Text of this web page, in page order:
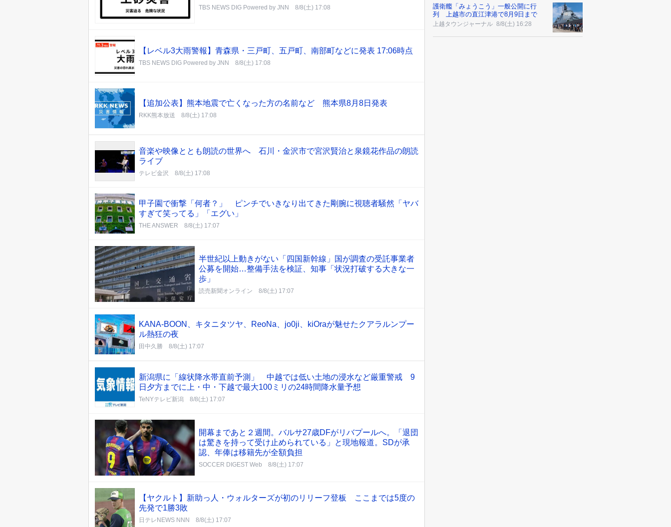
TBS NEWS DIG Powered by JNN 8/8(土) 17:08
【レベル3大雨警報】青森県・三戸町、五戸町、南部町などに発表 17:06時点
TBS NEWS DIG Powered by JNN 8/8(土) 17:08
【追加公表】熊本地震で亡くなった方の名前など 熊本県8月8日発表
RKK熊本放送 8/8(土) 17:08
音楽や映像ととも朗読の世界へ 石川・金沢市で宮沢賢治と泉鏡花作品の朗読
ライブ
テレビ金沢 8/8(土) 17:08
甲子園で衝撃「何者？」 ピンチでいきなり出てきた剛腕に視聴者騒然「ヤバ
すぎて笑ってる」「エグい」
THE ANSWER 8/8(土) 17:07
半世紀以上動きがない「四国新幹線」国が調査の受託事業者
公募を開始…整備手法を検証、知事「状況打破する大きな一
歩」
読売新聞オンライン 8/8(土) 17:07
KANA-BOON、キタニタツヤ、ReoNa、jo0ji、kiOraが魅せたクアラルンプー
ル熱狂の夜
田中久勝 8/8(土) 17:07
新潟県に「線状降水帯直前予測」 中越では低い土地の浸水など厳重警戒 9
日夕方までに上・中・下越で最大100ミリの24時間降水量予想
TeNYテレビ新潟 8/8(土) 17:07
開幕まであと２週間。バルサ27歳DFがリバプールへ。「退団
は驚きを持って受け止められている」と現地報道。SDが承
認、年俸は移籍先が全額負担
SOCCER DIGEST Web 8/8(土) 17:07
【ヤクルト】新助っ人・ウォルターズが初のリリーフ登板 ここまでは5度の
先発で1勝3敗
日テレNEWS NNN 8/8(土) 17:07
護衛艦「みょうこう」一般公開に行
列 上越市の直江津港で8月9日まで
上越タウンジャーナル 8/8(土) 16:28